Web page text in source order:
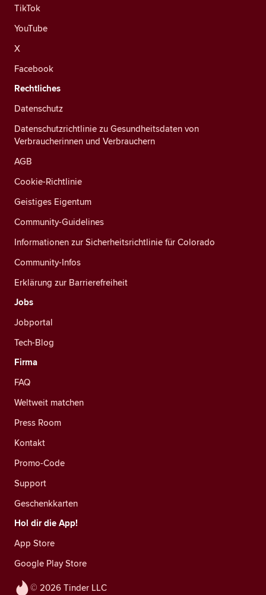
© 2026 Tinder LLC
TikTok
YouTube
X
Facebook
Rechtliches
Datenschutz
Datenschutzrichtlinie zu Gesundheitsdaten von
Verbraucherinnen und Verbrauchern
AGB
Cookie-Richtlinie
Geistiges Eigentum
Community-Guidelines
Informationen zur Sicherheitsrichtlinie für Colorado
Community-Infos
Erklärung zur Barrierefreiheit
Jobs
Jobportal
Tech-Blog
Firma
FAQ
Weltweit matchen
Press Room
Kontakt
Promo-Code
Support
Geschenkkarten
Hol dir die App!
App Store
Google Play Store